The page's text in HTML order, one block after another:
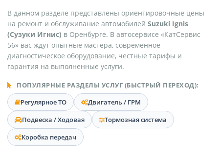
В данном разделе представлены ориентировочные цены
на ремонт и обслуживание автомобилей Suzuki Ignis
(Сузуки Игнис) в Оренбурге. В автосервисе «КатСервис
56» вас ждут опытные мастера, современное
диагностическое оборудование, честные тарифы и
гарантия на выполненные услуги.
ПОПУЛЯРНЫЕ РАЗДЕЛЫ УСЛУГ (БЫСТРЫЙ ПЕРЕХОД):
Регулярное ТО
Двигатель / ГРМ
Подвеска / Ходовая
Тормозная система
Коробка передач